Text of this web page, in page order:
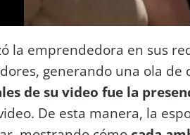
la emprendedora en sus
generando una ola de
de su video fue la
De esta manera, la